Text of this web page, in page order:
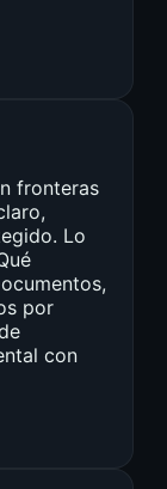
fronteras
Lo
por
con